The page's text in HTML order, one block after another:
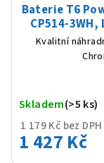
Baterie T6
CP514-
Kvalitní
1 179 Kč bez DPH
1 427 Kč
Skladem(>5 ks)